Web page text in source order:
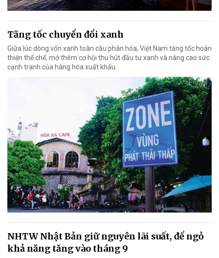
Tăng tốc chuyển đổi xanh
Giữa lúc dòng vốn xanh toàn cầu phân hóa, Việt Nam tăng tốc hoàn
thiện thể chế, mở thêm cơ hội thu hút đầu tư xanh và nâng cao sức
cạnh tranh của hàng hóa xuất khẩu.
NHTW Nhật Bản giữ nguyên lãi suất, để ngỏ
khả năng tăng vào tháng 9